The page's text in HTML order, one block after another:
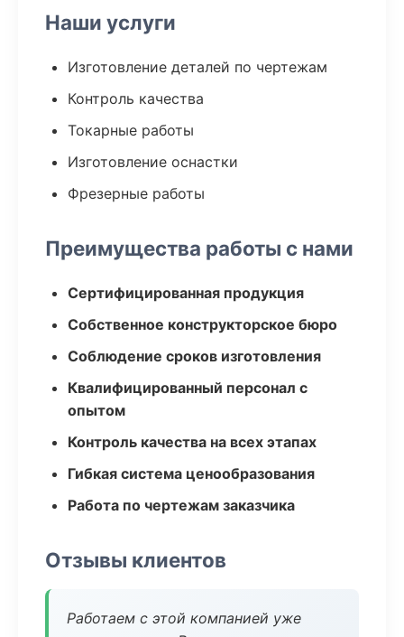
Наши услуги
Изготовление деталей по чертежам
Контроль качества
Токарные работы
Изготовление оснастки
Фрезерные работы
Преимущества работы с нами
Сертифицированная продукция
Собственное конструкторское бюро
Соблюдение сроков изготовления
Квалифицированный персонал с
опытом
Контроль качества на всех этапах
Гибкая система ценообразования
Работа по чертежам заказчика
Отзывы клиентов
Работаем с этой компанией уже